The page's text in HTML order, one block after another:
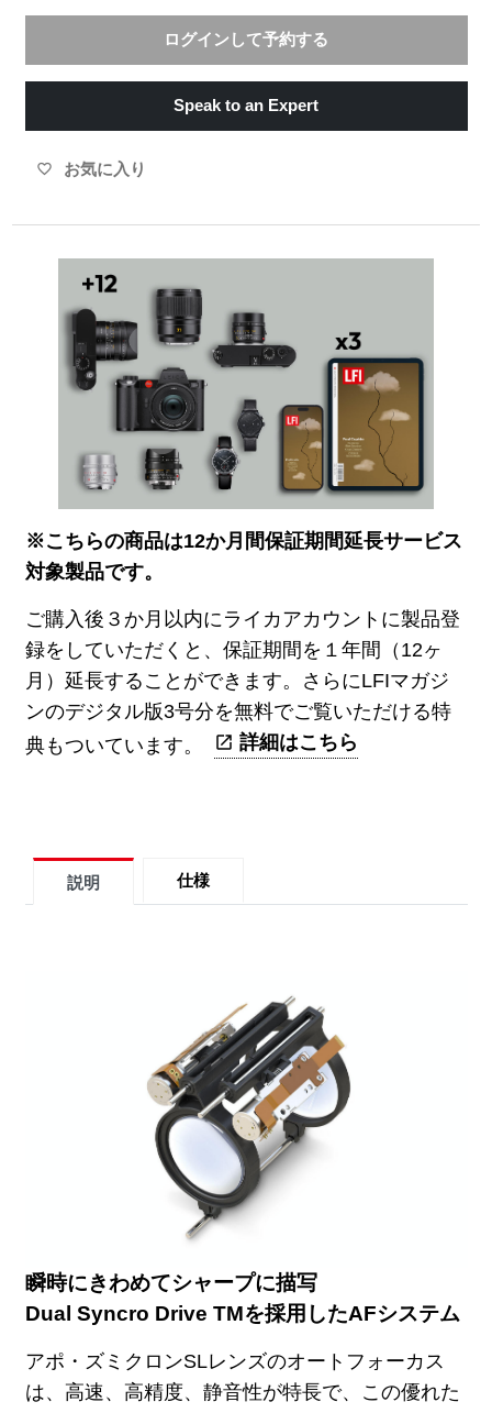
ログインして予約する
Speak to an Expert
favorite_border お気に入り
※こちらの商品は12か月間保証期間延長サービス
対象製品です。
ご購入後３か月以内にライカアカウントに製品登
録をしていただくと、保証期間を１年間（12ヶ
月）延長することができます。さらにLFIマガジ
ンのデジタル版3号分を無料でご覧いただける特
典もついています。
詳細はこちら
説明 仕様
瞬時にきわめてシャープに描写
Dual Syncro Drive TMを採用したAFシステム
アポ・ズミクロンSLレンズのオートフォーカス
は、高速、高精度、静音性が特長で、この優れた